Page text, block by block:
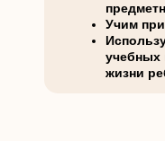
Учим
учебных
жизни